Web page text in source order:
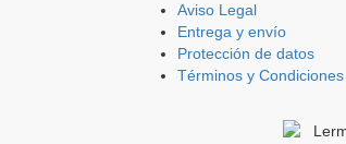
Aviso Legal
Entrega y envío
Protección de datos
Términos y Condiciones